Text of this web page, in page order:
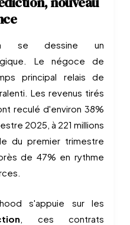
se dessine un
Le négoce de
principal relais de
Les revenus tirés
reculé d'environ 38%
2025, à 221 millions
du premier trimestre
de 47% en rythme
s'appuie sur les
, ces contrats